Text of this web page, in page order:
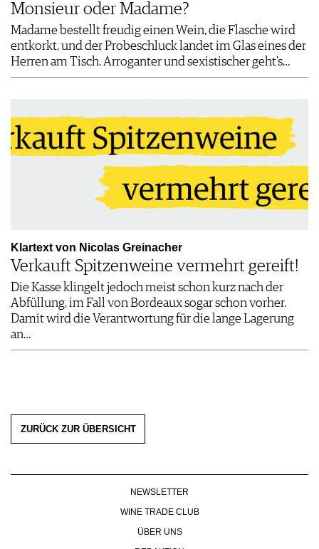
Monsieur oder Madame?
Madame bestellt freudig einen Wein, die Flasche wird
entkorkt, und der Probeschluck landet im Glas eines der
Herren am Tisch. Arroganter und sexistischer geht’s…
Klartext von Nicolas Greinacher
Verkauft Spitzenweine vermehrt gereift!
Die Kasse klingelt jedoch meist schon kurz nach der
Abfüllung, im Fall von Bordeaux sogar schon vorher.
Damit wird die Verantwortung für die lange Lagerung
an…
ZURÜCK ZUR ÜBERSICHT
NEWSLETTER
WINE TRADE CLUB
ÜBER UNS